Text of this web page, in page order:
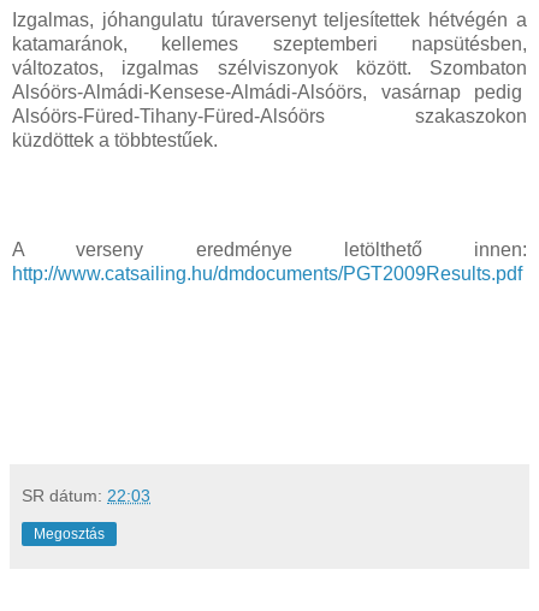
Izgalmas, jóhangulatu túraversenyt teljesítettek hétvégén a
katamaránok, kellemes szeptemberi napsütésben,
változatos, izgalmas szélviszonyok között. Szombaton
Alsóörs-Almádi-Kensese-Almádi-Alsóörs, vasárnap pedig
Alsóörs-Füred-Tihany-Füred-Alsóörs szakaszokon
küzdöttek a többtestűek.
A verseny eredménye letölthető innen:
http://www.catsailing.hu/dmdocuments/PGT2009Results.pdf
SR dátum: 22:03
Megosztás